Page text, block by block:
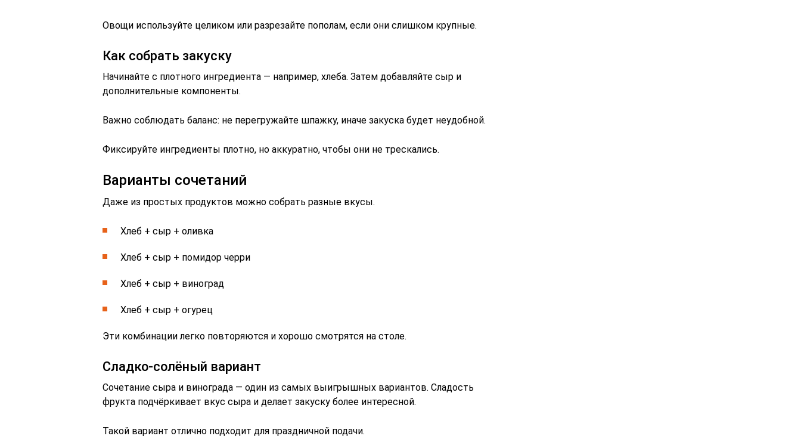
Овощи используйте целиком или разрезайте пополам, если они слишком крупные.
Как собрать закуску
Начинайте с плотного ингредиента — например, хлеба. Затем добавляйте сыр и
дополнительные компоненты.
Важно соблюдать баланс: не перегружайте шпажку, иначе закуска будет неудобной.
Фиксируйте ингредиенты плотно, но аккуратно, чтобы они не трескались.
Варианты сочетаний
Даже из простых продуктов можно собрать разные вкусы.
Хлеб + сыр + оливка
Хлеб + сыр + помидор черри
Хлеб + сыр + виноград
Хлеб + сыр + огурец
Эти комбинации легко повторяются и хорошо смотрятся на столе.
Сладко-солёный вариант
Сочетание сыра и винограда — один из самых выигрышных вариантов. Сладость
фрукта подчёркивает вкус сыра и делает закуску более интересной.
Такой вариант отлично подходит для праздничной подачи.